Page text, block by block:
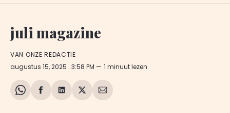
juli magazine
VAN ONZE REDACTIE
augustus 15, 2025 . 3:58 PM 1 minuut lezen
ShareDelenDelenShareDeel